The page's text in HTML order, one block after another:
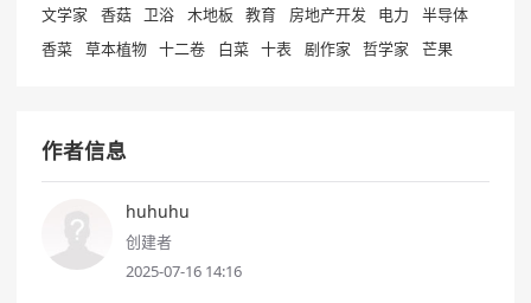
文学家
香菇 卫浴 木地板 教育 房地产开发 电力
半导体
香菜
草本植物 十二卷 白菜 十表 剧作家 哲学家 芒果
作者信息
huhuhu
创建者
2025-07-16 14:16